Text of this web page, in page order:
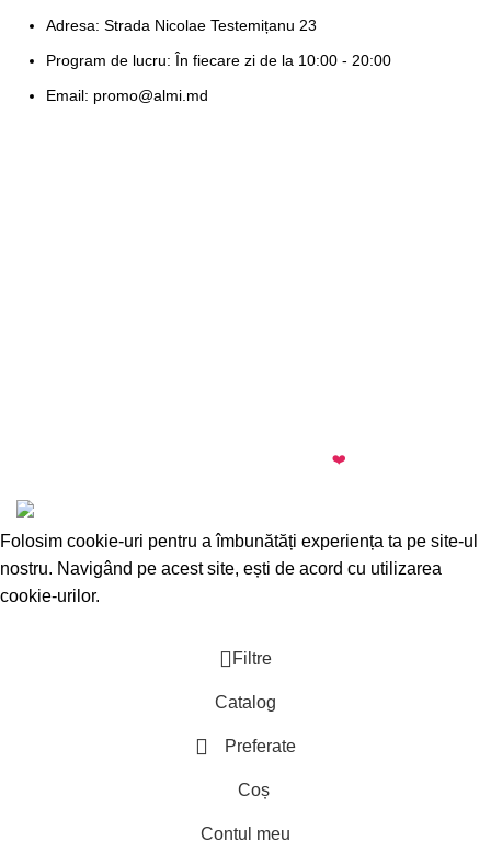
Adresa: Strada Nicolae Testemițanu 23
Program de lucru: În fiecare zi de la 10:00 - 20:00
Email: promo@almi.md
❤️
Folosim cookie-uri pentru a îmbunătăți experiența ta pe site-ul
nostru. Navigând pe acest site, ești de acord cu utilizarea
cookie-urilor.
Filtre
Catalog
Preferate
Coș
Contul meu